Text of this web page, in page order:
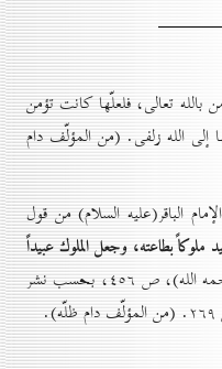
بالله تعالى، فلعلّها كانت تؤمن
إلى الله زلفى. (من المؤلّف دام
الباقر(عليه السلام) من قول
ملوكاً بطاعته، وجعل الملوك عبيداً
». راجع الأماليّ للشيخ الطوسي(رحمه الله)، ص ٤٥٦، بحسب نشر